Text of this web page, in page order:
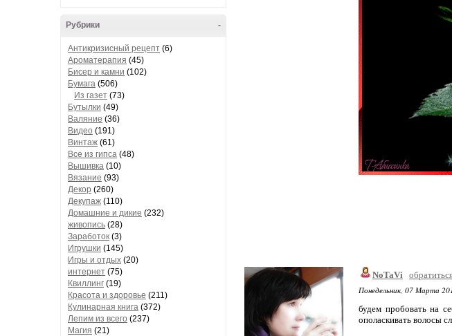
-
Рубрики
Антикризисный рецепт (6)
Ароматерапия (45)
Бисер и камни (102)
Бумага (506)
Из газет (73)
Бутылки (49)
Валяние (36)
Видео (191)
Винтаж (61)
Все из гипса (48)
Вышивка (10)
Вязание (93)
Декор (260)
Декупаж (110)
Домашние и дикие (232)
живопись (28)
Заработок (3)
Игрушки (145)
Игры и отдых (20)
интернет (75)
Квиллинг (19)
Красота и здоровье (211)
Кулинарная книга (372)
Лепим из всего (237)
Магия (21)
NoTaVi
Понедельник, 07 Марта
будем пробовать на
ополаскивать волосы